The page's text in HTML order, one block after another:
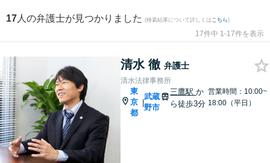
17 人の弁護士が見つかりました (検索結果について詳しくは こちら)
17件中 1-17件を表示
清水 徹 弁護士
清水法律事務所
東
京
都
|
武蔵
野市
三鷹駅か
ら徒歩3分
営業時間：10:00~
18:00（平日）